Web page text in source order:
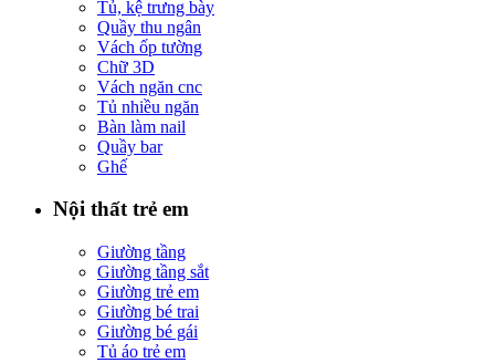
Tủ, kệ trưng bày
Quầy thu ngân
Vách ốp tường
Chữ 3D
Vách ngăn cnc
Tủ nhiều ngăn
Bàn làm nail
Quầy bar
Ghế
Nội thất trẻ em
Giường tầng
Giường tầng sắt
Giường trẻ em
Giường bé trai
Giường bé gái
Tủ áo trẻ em